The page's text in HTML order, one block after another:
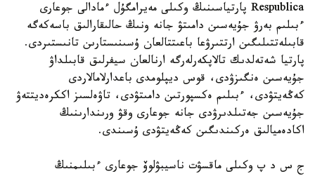
Respublica پارتياسىنىڭ وكىلى مەيرامگۇل ءمادالى جوعارى
ءبىلىم بەرۋ جۇيەسىن دامىتۋ جانە ونىڭ حالىقارالىق باسەكەگە
قابىلەتتىلىگىن ارتتىرۋعا باعىتتالعان ۇسىنىستارىن تانىستىردى.
پارتيا شەتەلدىك تالاپكەرلەرگە ارنالعان سيفرلىق قابىلداۋ
جۇيەسىن ەنگىزۋدى، قوس ديپلومدى باعدارلامالاردى
كەڭەيتۋدى، ءبىلىم ەكسپورتىن دامىتۋدى، تاۋەلسىز اككرەديتتەۋ
جۇيەسىن جەتىلدىرۋدى جانە جوعارى وقۋ ورىندارىنىڭ
اكادەميالىق ەركىندىگىن كەڭەيتۋدى ۇسىندى.
ج س د پ وكىلى ماقسۋت ناسيبۋلوۆ جوعارى ءبىلىمنىڭ